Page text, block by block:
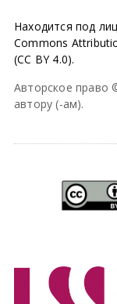
Находится под
Commons
(CC BY 4.0).
Авторское право
автору (-ам).